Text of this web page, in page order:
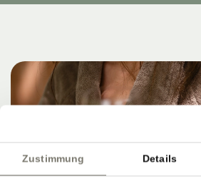
Zustimmung Details